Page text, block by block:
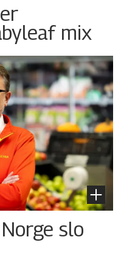
mix
slo